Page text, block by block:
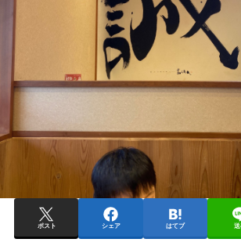
ポスト シェア はてブ 送